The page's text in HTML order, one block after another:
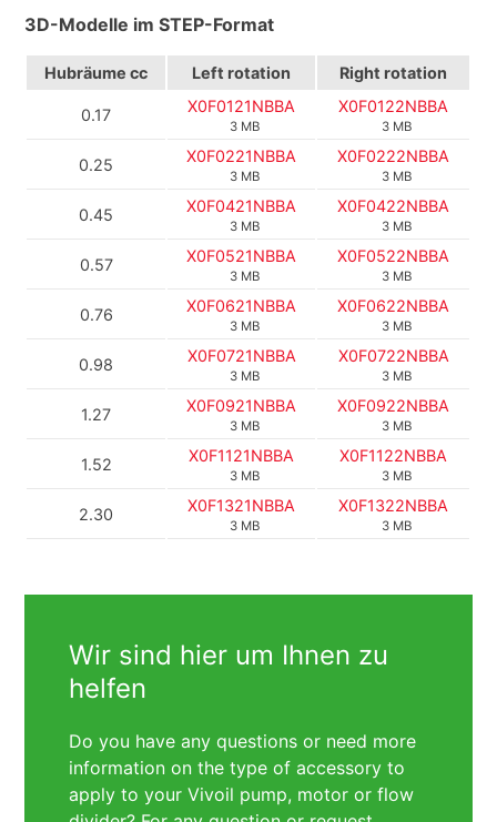
3D-Modelle im STEP-Format
Hubräume cc Left rotation Right rotation
0.17 X0F0121NBBA
3 MB
X0F0122NBBA
3 MB
0.25 X0F0221NBBA
3 MB
X0F0222NBBA
3 MB
0.45 X0F0421NBBA
3 MB
X0F0422NBBA
3 MB
0.57 X0F0521NBBA
3 MB
X0F0522NBBA
3 MB
0.76 X0F0621NBBA
3 MB
X0F0622NBBA
3 MB
0.98 X0F0721NBBA
3 MB
X0F0722NBBA
3 MB
1.27 X0F0921NBBA
3 MB
X0F0922NBBA
3 MB
1.52 X0F1121NBBA
3 MB
X0F1122NBBA
3 MB
2.30 X0F1321NBBA
3 MB
X0F1322NBBA
3 MB
Wir sind hier um Ihnen zu
helfen
Do you have any questions or need more
information on the type of accessory to
apply to your Vivoil pump, motor or flow